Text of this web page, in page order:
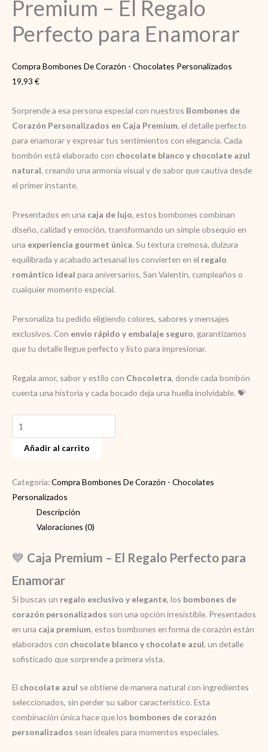
Premium – El Regalo
Perfecto para Enamorar
Compra Bombones De Corazón - Chocolates Personalizados
19,93 €
Sorprende a esa persona especial con nuestros Bombones de
Corazón Personalizados en Caja Premium, el detalle perfecto
para enamorar y expresar tus sentimientos con elegancia. Cada
bombón está elaborado con chocolate blanco y chocolate azul
natural, creando una armonía visual y de sabor que cautiva desde
el primer instante.
Presentados en una caja de lujo, estos bombones combinan
diseño, calidad y emoción, transformando un simple obsequio en
una experiencia gourmet única. Su textura cremosa, dulzura
equilibrada y acabado artesanal los convierten en el regalo
romántico ideal para aniversarios, San Valentín, cumpleaños o
cualquier momento especial.
Personaliza tu pedido eligiendo colores, sabores y mensajes
exclusivos. Con envío rápido y embalaje seguro, garantizamos
que tu detalle llegue perfecto y listo para impresionar.
Regala amor, sabor y estilo con Chocoletra, donde cada bombón
cuenta una historia y cada bocado deja una huella inolvidable. 💝
Bombones
de
Corazón
en
Caja
Premium
Regalo
para
Enamorar
cantidad
Añadir al carrito
Categoría:Compra Bombones De Corazón - Chocolates
Personalizados
Descripción
Valoraciones (0)
💙 Caja Premium – El Regalo Perfecto para
Enamorar
Si buscas un regalo exclusivo y elegante, los bombones de
corazón personalizados son una opción irresistible. Presentados
en una caja premium, estos bombones en forma de corazón están
elaborados con chocolate blanco y chocolate azul, un detalle
sofisticado que sorprende a primera vista.
El chocolate azul se obtiene de manera natural con ingredientes
seleccionados, sin perder su sabor característico. Esta
combinación única hace que los bombones de corazón
personalizados sean ideales para momentos especiales.